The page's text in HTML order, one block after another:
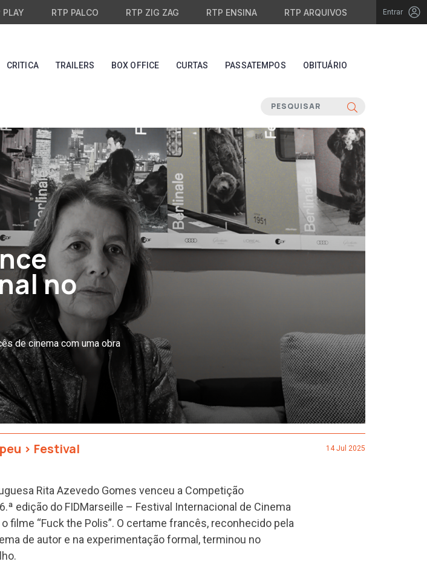
PLAY RTP PALCO RTP ZIG ZAG RTP ENSINA RTP ARQUIVOS Entrar
CRITICA TRAILERS BOX OFFICE CURTAS PASSATEMPOS OBITUÁRIO
no
de cinema com uma obra
> Festival 14 Jul 2025
Rita Azevedo Gomes venceu a Competição
edição do FIDMarseille – Festival Internacional de Cinema
filme “Fuck the Polis”. O certame francês, reconhecido pela
de autor e na experimentação formal, terminou no